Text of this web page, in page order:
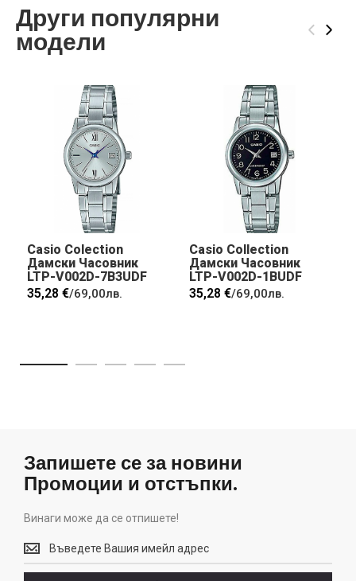
Други популярни
модели ‹ ›
Casio Colection
Дамски Часовник
LTP-V002D-7B3UDF
35,28 €/69,00лв.
Casio Collection
Дамски Часовник
LTP-V002D-1BUDF
35,28 €/69,00лв.
Запишете се за новини
Промоции и отстъпки.
Винаги може да се отпишете!
Винаги
може
да